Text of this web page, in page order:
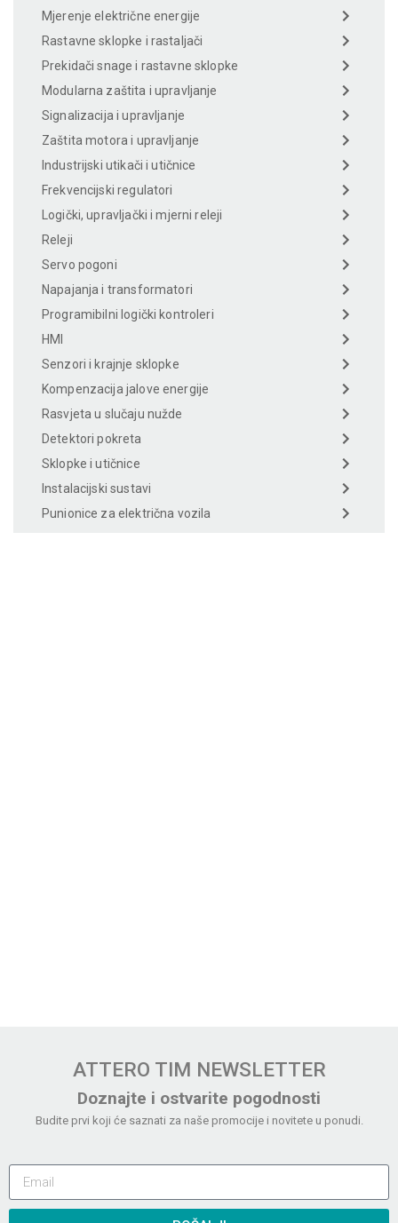
Mjerenje električne energije
Rastavne sklopke i rastaljači
Prekidači snage i rastavne sklopke
Modularna zaštita i upravljanje
Signalizacija i upravljanje
Zaštita motora i upravljanje
Industrijski utikači i utičnice
Frekvencijski regulatori
Logički, upravljački i mjerni releji
Releji
Servo pogoni
Napajanja i transformatori
Programibilni logički kontroleri
HMI
Senzori i krajnje sklopke
Kompenzacija jalove energije
Rasvjeta u slučaju nužde
Detektori pokreta
Sklopke i utičnice
Instalacijski sustavi
Punionice za električna vozila
ATTERO TIM NEWSLETTER
Doznajte i ostvarite pogodnosti
Budite prvi koji će saznati za naše promocije i novitete u ponudi.